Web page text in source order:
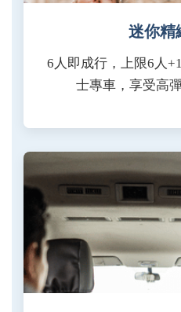
迷你精
6人即成行，上限6人
士專車，享受高